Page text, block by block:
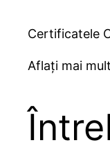
Certificatele
Aflați mai